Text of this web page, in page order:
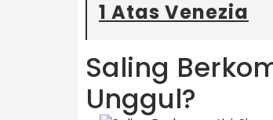
1 Atas Venezia
Saling
Unggul?